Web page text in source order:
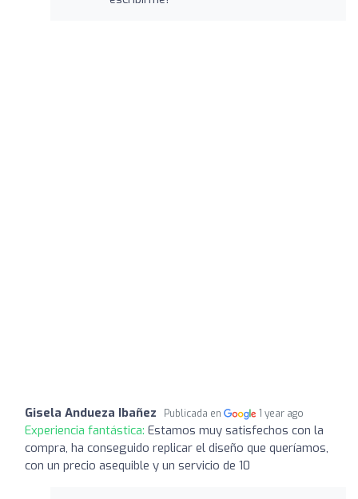
Gisela Andueza Ibañez Publicada en 1 year ago
Experiencia fantástica: Estamos muy satisfechos con la
compra, ha conseguido replicar el diseño que queríamos,
con un precio asequible y un servicio de 10